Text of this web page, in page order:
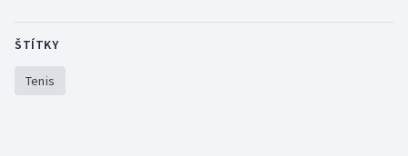
Olympijské hry
Parasport
ŠTÍTKY
Tenis